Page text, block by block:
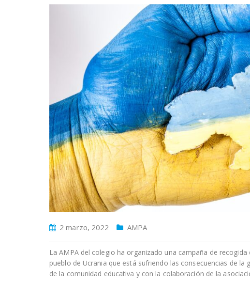
2 marzo, 2022 AMPA
La AMPA del colegio ha organizado una campaña de
pueblo de Ucrania que está sufriendo las consecuencias de
de la comunidad educativa y con la colaboración de la